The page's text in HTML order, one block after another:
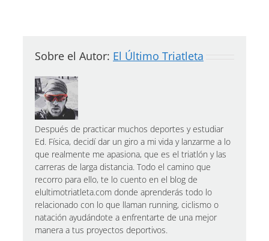
Sobre el Autor: El Último Triatleta
Después de practicar muchos deportes y estudiar
Ed. Física, decidí dar un giro a mi vida y lanzarme a lo
que realmente me apasiona, que es el triatlón y las
carreras de larga distancia. Todo el camino que
recorro para ello, te lo cuento en el blog de
elultimotriatleta.com donde aprenderás todo lo
relacionado con lo que llaman running, ciclismo o
natación ayudándote a enfrentarte de una mejor
manera a tus proyectos deportivos.